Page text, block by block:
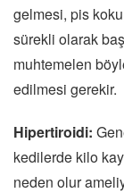
gelmesi, pis
sürekli olarak
muhtemelen
edilmesi gerekir.
Hipertiroidi:
kedilerde kilo
neden olur